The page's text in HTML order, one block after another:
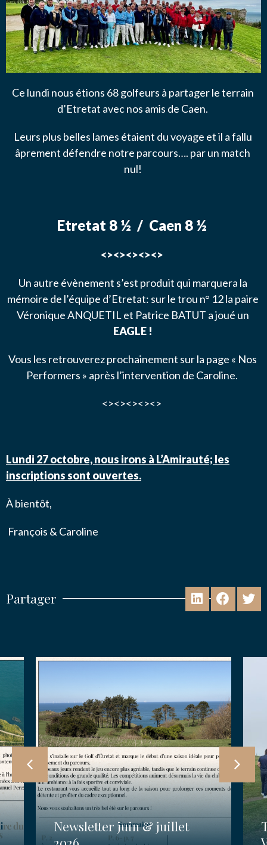
Ce lundi nous étions 68 golfeurs à partager le terrain
d’Etretat avec nos amis de Caen.
Leurs plus belles lames étaient du voyage et il a fallu
âprement défendre notre parcours…. par un match
nul!
Etretat 8 ½ / Caen 8 ½
<><><><><>
Un autre évènement s’est produit qui marquera la
mémoire de l’équipe d’Etretat: sur le trou n° 12 la paire
Véronique ANQUETIL et Patrice BATUT a joué un
EAGLE !
Vous les retrouverez prochainement sur la page « Nos
Performers » après l’intervention de Caroline.
<><><><><>
Lundi 27 octobre, nous irons à L’Amirauté; les
inscriptions sont ouvertes.
À bientôt,
François & Caroline
Partager
Newsletter juin & juillet
NOUS CONTACTER
J’autorise l'association ASS SPORTIVE GOLF